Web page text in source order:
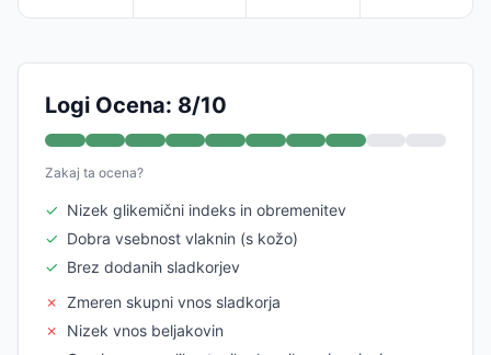
Logi Ocena: 8/10
Zakaj ta ocena?
✓ Nizek glikemični indeks in obremenitev
✓ Dobra vsebnost vlaknin (s kožo)
✓ Brez dodanih sladkorjev
✗ Zmeren skupni vnos sladkorja
✗
Nizek vnos beljakovin